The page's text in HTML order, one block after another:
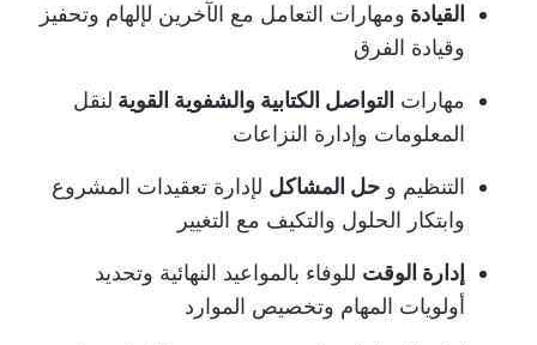
القيادة ومهارات التعامل مع الآخرين لإلهام وتحفيز
وقيادة الفرق
مهارات التواصل الكتابية والشفوية القوية لنقل
المعلومات وإدارة النزاعات
التنظيم و حل المشاكل لإدارة تعقيدات المشروع
وابتكار الحلول والتكيف مع التغيير
إدارة الوقت للوفاء بالمواعيد النهائية وتحديد
أولويات المهام وتخصيص الموارد